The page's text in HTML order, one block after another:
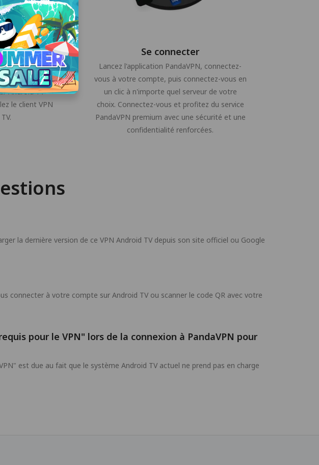
Android TV
le client VPN
Se connecter
Lancez l'application PandaVPN, connectez-
vous à votre compte, puis connectez-vous en
un clic à n'importe quel serveur de votre
choix. Connectez-vous et profitez du service
PandaVPN premium avec une sécurité et une
confidentialité renforcées.
la dernière version de ce VPN Android TV depuis son site officiel ou Google
connecter à votre compte sur Android TV ou scanner le code QR avec votre
pour le VPN" lors de la connexion à PandaVPN pour
est due au fait que le système Android TV actuel ne prend pas en charge